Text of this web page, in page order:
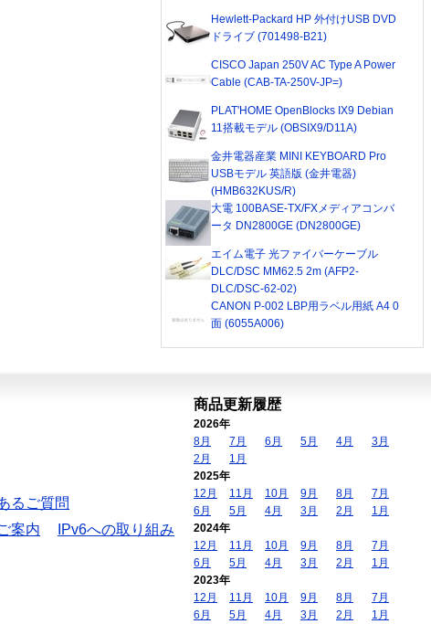
Hewlett-Packard HP 外付けUSB DVD
ドライブ (701498-B21)
CISCO Japan 250V AC Type A Power
Cable (CAB-TA-250V-JP=)
PLAT'HOME OpenBlocks IX9 Debian
11搭載モデル (OBSIX9/D11A)
金井電器産業 MINI KEYBOARD Pro
USBモデル 英語版 (金井電器)
(HMB632KUS/R)
大電 100BASE-TX/FXメディアコンバ
ータ DN2800GE (DN2800GE)
エイム電子 光ファイバーケーブル
DLC/DSC MM62.5 2m (AFP2-
DLC/DSC-62-02)
CANON P-002 LBP用ラベル用紙 A4 0
面 (6055A006)
るご質問
案内
IPv6への取り組み
商品更新履歴
2026年
8月
7月 6月 5月 4月
3月
2月
1月
2025年
12月
11月 10月 9月 8月
7月
6月
5月 4月 3月 2月
1月
2024年
12月
11月 10月 9月 8月
7月
6月
5月 4月 3月 2月
1月
2023年
12月
11月 10月 9月 8月
7月
6月
5月 4月 3月 2月
1月